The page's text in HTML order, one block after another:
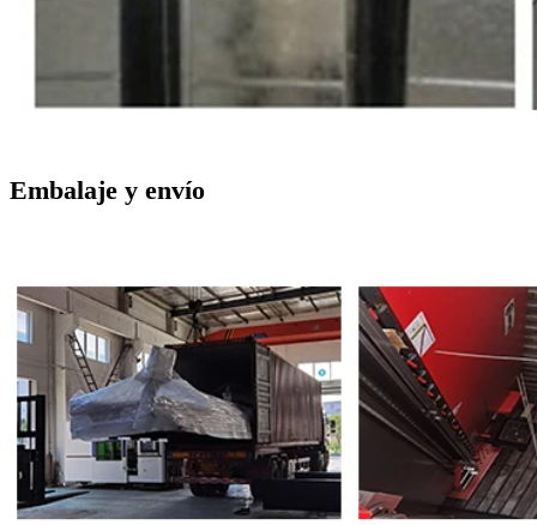
Embalaje y envío